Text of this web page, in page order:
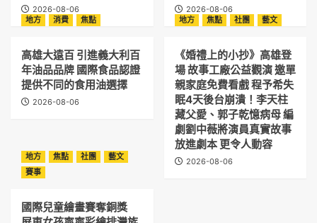
2026-08-06
2026-08-06
地方
消費 焦點
高雄大遠百 引進義大利百
年油品品牌 國際食品認證
提供不同的食用油選擇
2026-08-06
地方 焦點 社團 藝文
《婚禮上的小抄》高雄登
場 故事工廠公益觀演 邀單
親家庭免費看戲 程予希失
眠4天後台崩潰！李天柱
藏父愛、郭子乾憶病母 編
劇劉中薇將演員真實故事
放進劇本 更令人動容
2026-08-06
地方 焦點 社團
藝文
賽事
國際兒童繪畫賽奪銅獎